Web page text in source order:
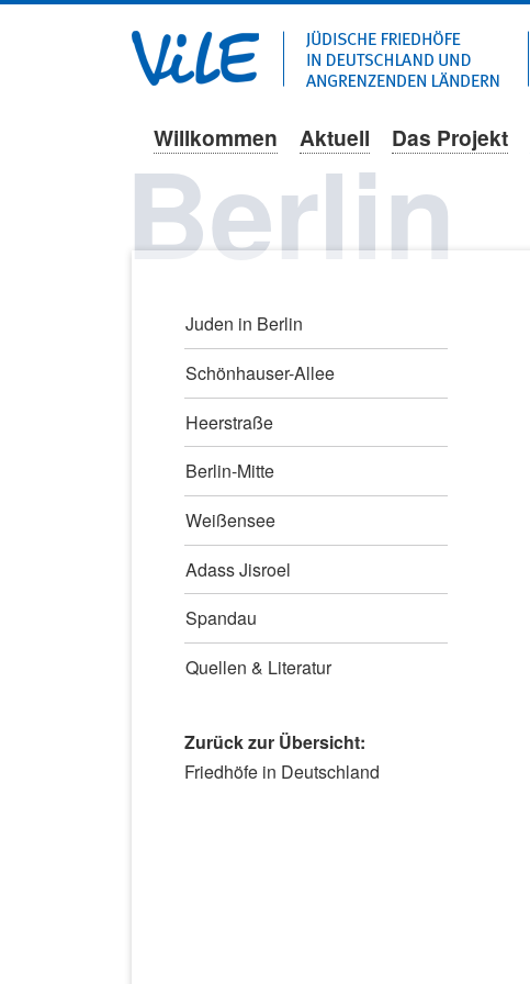
Navigation
Willkommen Aktuell Das Projekt
Berlin
Navigation
überspringen
Juden in Berlin
Schönhauser-Allee
Heerstraße
Berlin-Mitte
Weißensee
Adass Jisroel
Spandau
Quellen & Literatur
Zurück zur Übersicht:
Navigation
Friedhöfe in Deutschland